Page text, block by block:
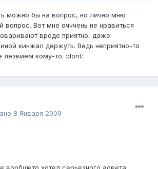
можно бы на вопрос, но лично мню
вопрос. Вот мне очччень не нравиться
вроде приятно, даже
кинжал держуть. Ведь неприятно-то
лезвием кому-то. :dont:
8 Января 2009